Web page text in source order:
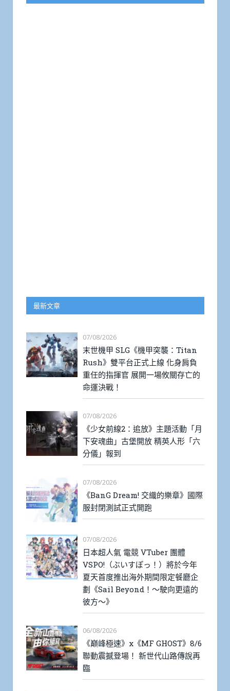
最新文章
07/08/2026
末世機甲 SLG《機甲突襲：Titan
Rush》雙平台正式上線 化身肩負
重任的指揮官 展開一場攸關存亡的
命運決戰！
07/08/2026
《少女前線2：追放》主題活動「月
下安魂曲」古堡開放 精英人形「六
分儀」報到
07/08/2026
《BanG Dream! 交織的樂章》國際
服封閉測試正式開跑
07/08/2026
日本超人氣 電競 VTuber 團體
VSPO!（ぶいすぽっ！）將於今年
夏天首度推出海外期間限定餐廳企
劃《Sail Beyond！～駛向更遠的
彼方～》
06/08/2026
《巔峰極速》x《MF GHOST》8/6
聯動震撼登場！ 新世代山路傳說再
臨